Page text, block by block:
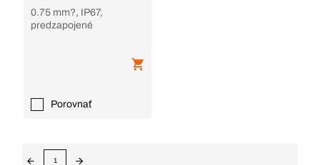
0.75 mm?, IP67,
predzapojené
Porovnať
1